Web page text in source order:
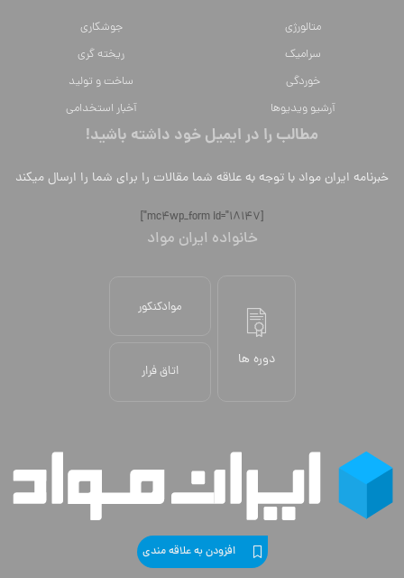
متالورژي
جوشکاری
سراميك
ریخته گری
خوردگی
ساخت و تولید
آرشیو ویدیوها
آخبار استخدامی
مطالب را در ایمیل خود داشته باشید!
خبرنامه ایران مواد با توجه به علاقه شما مقالات را برای شما را ارسال میکند
[mc4wp_form id="18147"]
خانواده ایران مواد
دوره ها
موادکنکور
اتاق فرار
افزودن به علاقه مندی